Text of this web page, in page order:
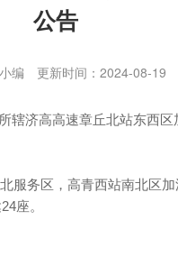
公告
编 更新时间：2024-08-19
辖济高高速章丘北站东西区
务区，高青西站南北区加
座。